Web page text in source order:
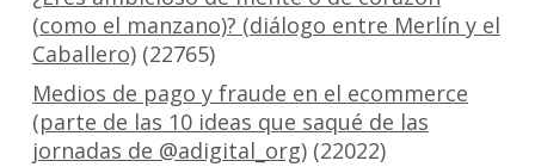
(como el manzano)? (diálogo entre Merlín y el
Caballero)(22765)
Medios de pago y fraude en el ecommerce
(parte de las 10 ideas que saqué de las
jornadas de @adigital_org)(22022)